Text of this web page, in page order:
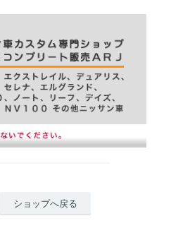
ショップへ戻る